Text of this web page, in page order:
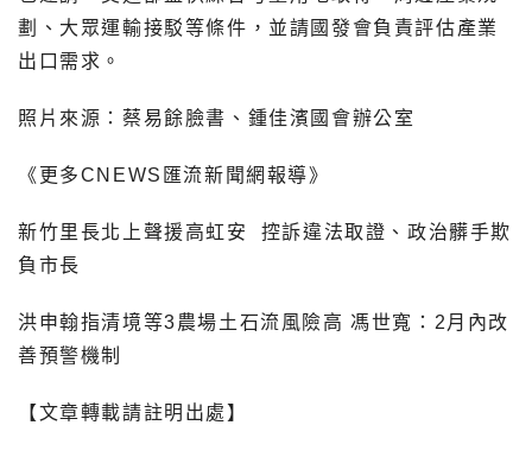
劃、大眾運輸接駁等條件，並請國發會負責評估產業
出口需求。
照片來源：蔡易餘臉書、鍾佳濱國會辦公室
《更多CNEWS匯流新聞網報導》
新竹里長北上聲援高虹安 控訴違法取證、政治髒手欺
負市長
洪申翰指清境等3農場土石流風險高 馮世寬：2月內改
善預警機制
【文章轉載請註明出處】